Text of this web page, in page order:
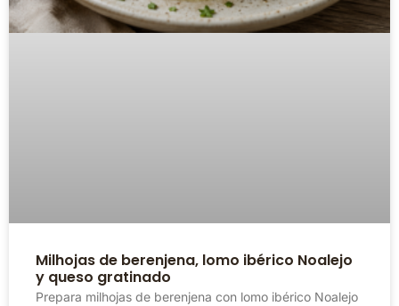
Milhojas de berenjena, lomo ibérico Noalejo
y queso gratinado
Prepara milhojas de berenjena con lomo ibérico Noalejo